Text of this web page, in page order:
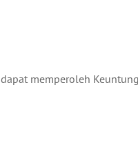
memperoleh